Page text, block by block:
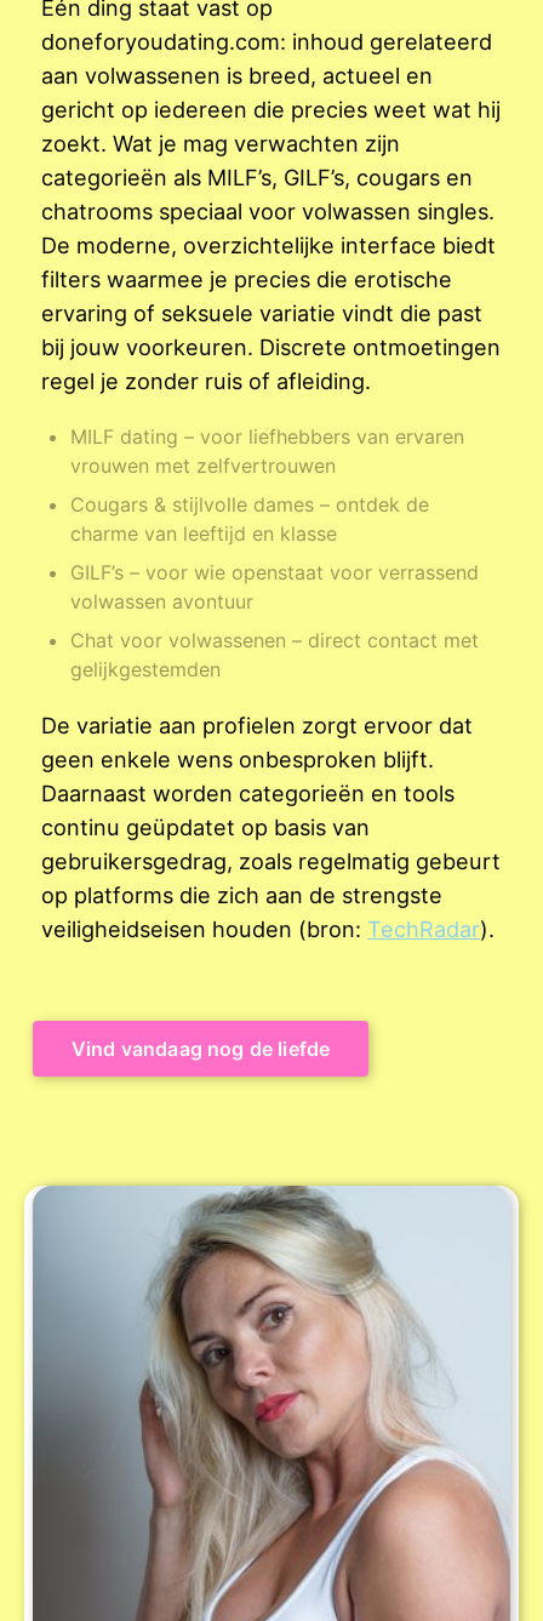
Eén ding staat vast op
doneforyoudating.com: inhoud gerelateerd
aan volwassenen is breed, actueel en
gericht op iedereen die precies weet wat hij
zoekt. Wat je mag verwachten zijn
categorieën als MILF’s, GILF’s, cougars en
chatrooms speciaal voor volwassen singles.
De moderne, overzichtelijke interface biedt
filters waarmee je precies die erotische
ervaring of seksuele variatie vindt die past
bij jouw voorkeuren. Discrete ontmoetingen
regel je zonder ruis of afleiding.
MILF dating – voor liefhebbers van ervaren
vrouwen met zelfvertrouwen
Cougars & stijlvolle dames – ontdek de
charme van leeftijd en klasse
GILF’s – voor wie openstaat voor verrassend
volwassen avontuur
Chat voor volwassenen – direct contact met
gelijkgestemden
De variatie aan profielen zorgt ervoor dat
geen enkele wens onbesproken blijft.
Daarnaast worden categorieën en tools
continu geüpdatet op basis van
gebruikersgedrag, zoals regelmatig gebeurt
op platforms die zich aan de strengste
veiligheidseisen houden (bron: TechRadar).
Vind vandaag nog de liefde